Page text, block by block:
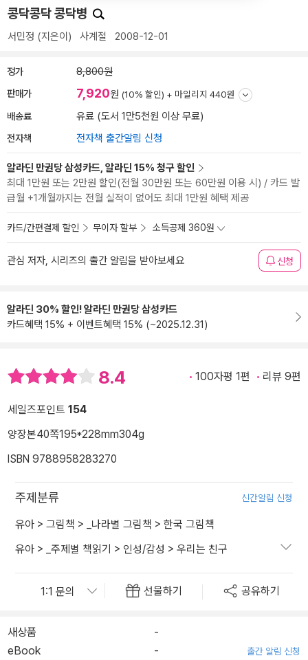
콩닥콩닥 콩닥병
서민정 (지은이) 사계절 2008-12-01
정가 8,800원
판매가 7,920원 (10% 할인) + 마일리지 440원
배송료 유료 (도서 1만5천원 이상 무료)
전자책 전자책 출간알림 신청
알라딘 만권당 삼성카드, 알라딘 15% 청구 할인
최대 1만원 또는 2만원 할인(전월 30만원 또는 60만원 이용 시) / 카드 발
급월 +1개월까지는 전월 실적이 없어도 최대 1만원 혜택 제공
카드/간편결제 할인 무이자 할부 소득공제 360원
관심 저자, 시리즈의 출간 알림을 받아보세요 신청
알라딘 30% 할인! 알라딘 만권당 삼성카드
카드혜택 15% + 이벤트혜택 15% (~2025.12.31)
8.4 100자평 1편 리뷰 9편
세일즈포인트 154
양장본40쪽195*228mm304g
ISBN 9788958283270
주제분류 신간알림 신청
유아 > 그림책 > _나라별 그림책 > 한국 그림책
유아 > _주제별 책읽기 > 인성/감성 > 우리는 친구
선물하기 공유하기
새상품
-
eBook
- 출간 알림 신청